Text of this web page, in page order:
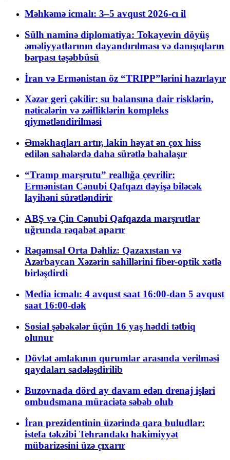
Məhkəmə icmalı: 3–5 avqust 2026-cı il
Sülh naminə diplomatiya: Tokayevin döyüş
əməliyyatlarının dayandırılması və danışıqların
bərpası təşəbbüsü
İran və Ermənistan öz “TRIPP”lərini hazırlayır
Xəzər geri çəkilir: su balansına dair risklərin,
nəticələrin və zəifliklərin kompleks
qiymətləndirilməsi
Əməkhaqları artır, lakin həyat ən çox hiss
edilən sahələrdə daha sürətlə bahalaşır
“Tramp marşrutu” reallığa çevrilir:
Ermənistan Cənubi Qafqazı dəyişə biləcək
layihəni sürətləndirir
ABŞ və Çin Cənubi Qafqazda marşrutlar
uğrunda rəqabət aparır
Rəqəmsal Orta Dəhliz: Qazaxıstan və
Azərbaycan Xəzərin sahillərini fiber-optik xətlə
birləşdirdi
Media icmalı: 4 avqust saat 16:00-dan 5 avqust
saat 16:00-dək
Sosial şəbəkələr üçün 16 yaş həddi tətbiq
olunur
Dövlət əmlakının qurumlar arasında verilməsi
qaydaları sadələşdirilib
Buzovnada dörd ay davam edən drenaj işləri
ombudsmana müraciətə səbəb olub
İran prezidentinin üzərində qara buludlar:
istefa təkzibi Tehrandakı hakimiyyət
mübarizəsini üzə çıxarır